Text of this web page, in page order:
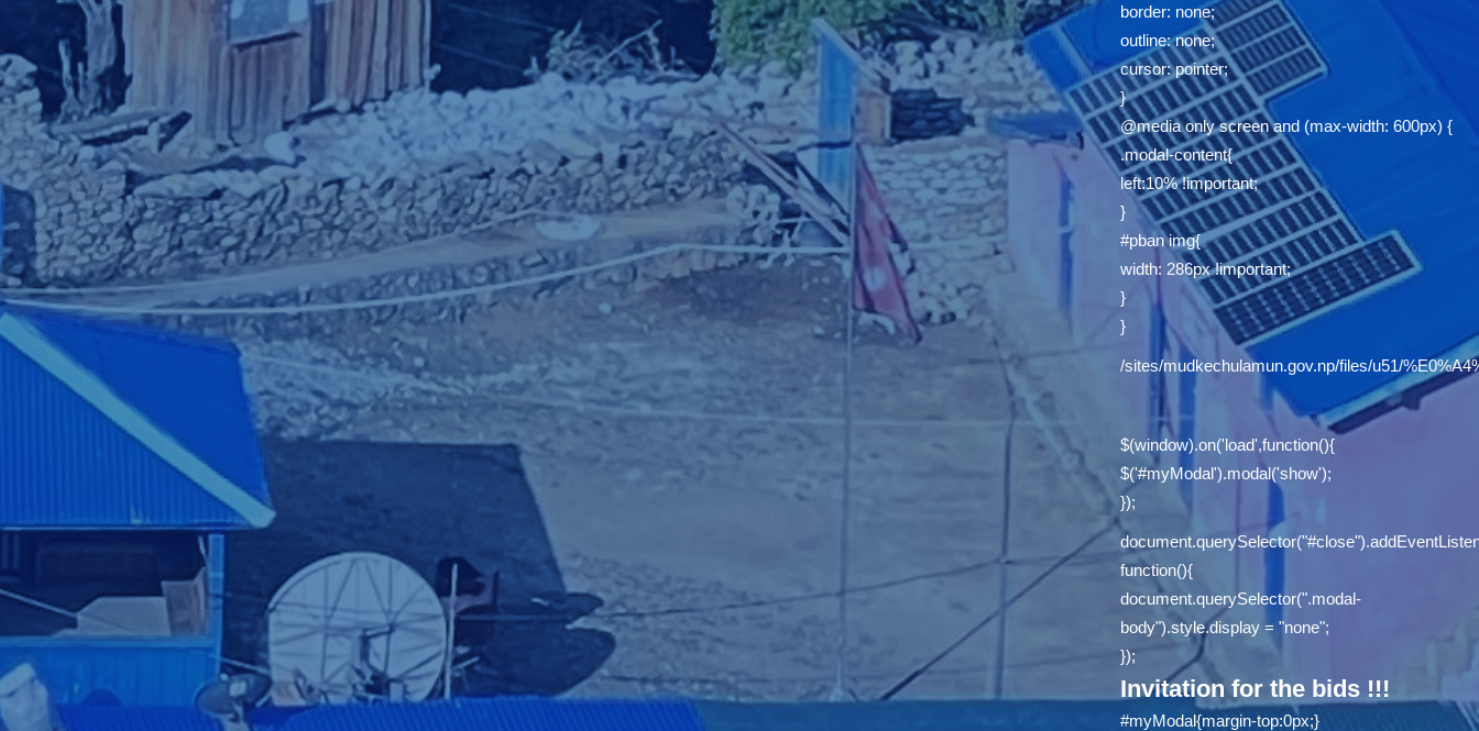
border: none;
outline: none;
cursor: pointer;
}
@media only screen and (max-width: 600px) {
.modal-content{
left:10% !important;
}
#pban img{
width: 286px !important;
}
}
/sites/mudkechulamun.gov.np/files/u51/
$(window).on('load',function(){
$('#myModal').modal('show');
});
function(){
document.querySelector(".modal-
body").style.display = "none";
});
Invitation for the bids !!!
#myModal{margin-top:0px;}